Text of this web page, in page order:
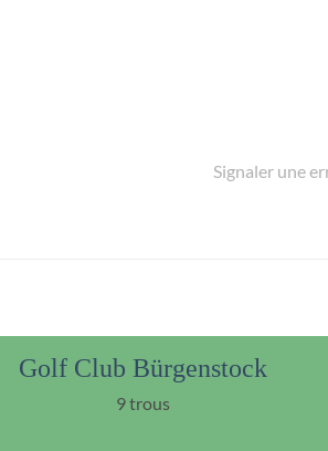
Signaler une
Golf Club Bürgenstock
9 trous